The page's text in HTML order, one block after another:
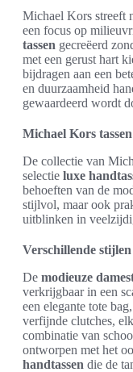
Michael Kors streeft
een focus op
tassen gecreëerd
met een gerust hart
bijdragen aan een
en duurzaamheid
gewaardeerd wordt
Michael Kors
De collectie van
selectie luxe
behoeften van de
stijlvol, maar ook
uitblinken in
Verschillende
De modieuze
verkrijgbaar in een
een elegante tote
verfijnde clutches,
combinatie van
ontworpen met het
handtassen die de